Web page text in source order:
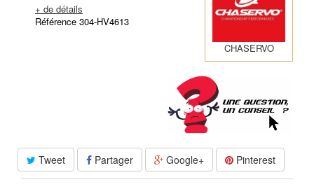
+ de détails
Référence 304-HV4613
CHASERVO
Tweet Partager Google+ Pinterest